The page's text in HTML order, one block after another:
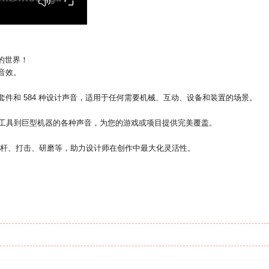
界！
。
和 584 种设计声音，适用于任何需要机械、互动、设备和装置的场景。
到巨型机器的各种声音，为您的游戏或项目提供完美覆盖。
打击、研磨等，助力设计师在创作中最大化灵活性。